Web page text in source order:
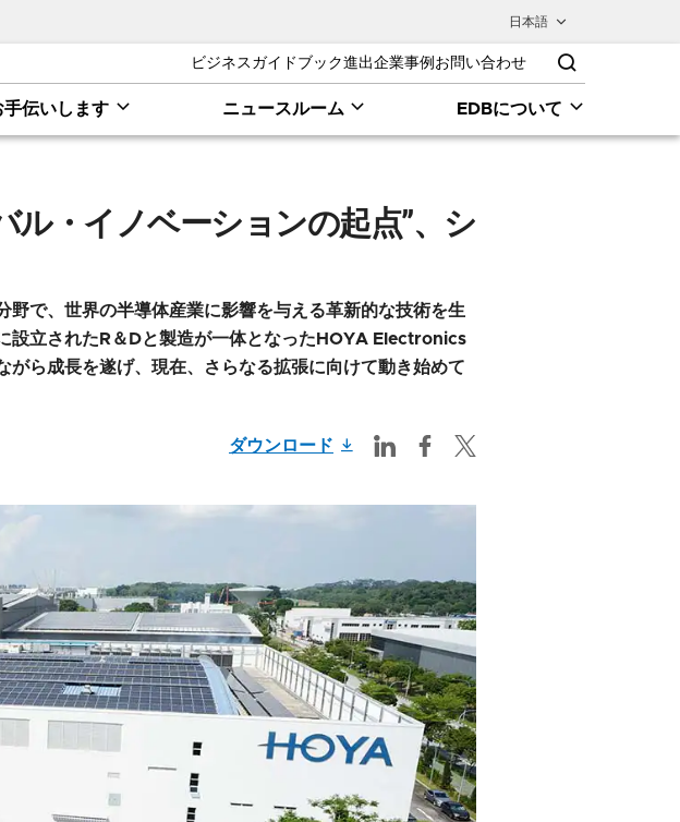
日本語
ビジネスガイドブック進出企業事例 お問い合わせ
手伝いします ニュースルーム EDBについて
ポールにおける成長と拡
ル・イノベーションの起点”、シ
で、世界の半導体産業に影響を与える革新的な技術を生
設立されたR＆Dと製造が一体となったHOYA Electronics
ら成長を遂げ、現在、さらなる拡張に向けて動き始めて
ダウンロード